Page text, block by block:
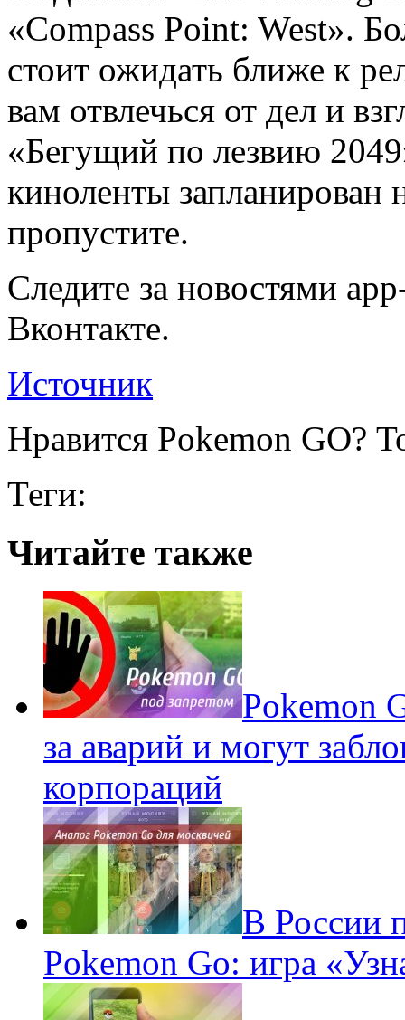
«Compass Point: West».
стоит ожидать ближе к
вам отвлечься от дел и
«Бегущий по лезвию
киноленты запланирован
пропустите.
Следите за новостями
Вконтакте.
Источник
Нравится Pokemon GO?
Теги:
Читайте также
Pokеmon
за аварий и могут
корпораций
В России
Pokemon Go: игра